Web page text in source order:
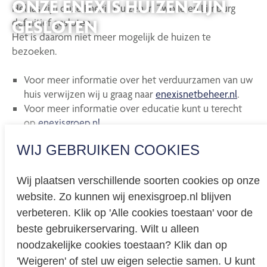
WIJ GEBRUIKEN COOKIES
Wij plaatsen verschillende soorten cookies op onze
website. Zo kunnen wij enexisgroep.nl blijven
verbeteren. Klik op 'Alle cookies toestaan' voor de
beste gebruikerservaring. Wilt u alleen
noodzakelijke cookies toestaan? Klik dan op
'Weigeren' of stel uw eigen selectie samen. U kunt
ONZE ENEXIS HUIZEN ZIJN
GESLOTEN
Helaas zijn onze Enexis Huizen in Zwolle en Limburg
definitief gesloten.
Het is daarom niet meer mogelijk de huizen te
bezoeken.
Voor meer informatie over het verduurzamen van uw
huis verwijzen wij u graag naarenexisnetbeheer.nl.
Voor meer informatie over educatie kunt u terecht
op enexisgroep.nl
Privacy
Cookieverklaring
BREEAM certificering